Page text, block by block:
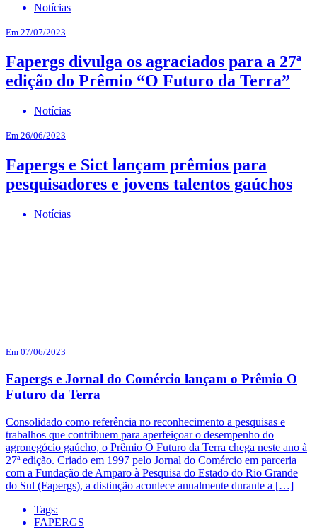
Notícias
Em 27/07/2023
Fapergs divulga os agraciados para a 27ª
edição do Prêmio “O Futuro da Terra”
Notícias
Em 26/06/2023
Fapergs e Sict lançam prêmios para
pesquisadores e jovens talentos gaúchos
Notícias
Em 07/06/2023
Fapergs e Jornal do Comércio lançam o Prêmio O
Futuro da Terra
Consolidado como referência no reconhecimento a pesquisas e
trabalhos que contribuem para aperfeiçoar o desempenho do
agronegócio gaúcho, o Prêmio O Futuro da Terra chega neste ano à
27ª edição. Criado em 1997 pelo Jornal do Comércio em parceria
com a Fundação de Amparo à Pesquisa do Estado do Rio Grande
do Sul (Fapergs), a distinção acontece anualmente durante a […]
Tags:
FAPERGS